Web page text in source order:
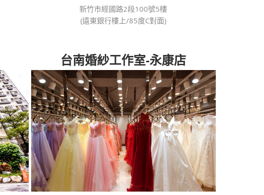
新竹市經國路2段100號5樓
(遠東銀行樓上/85度C對面)
台南婚紗工作室-永康店